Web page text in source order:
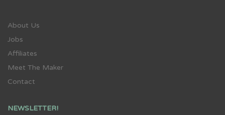
About Us
Jobs
Affiliates
Meet The Maker
Contact
NEWSLETTER!